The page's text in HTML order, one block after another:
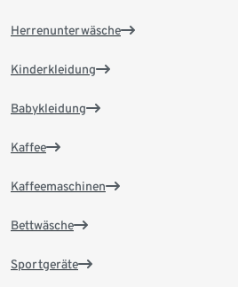
Herrenunterwäsche
Kinderkleidung
Babykleidung
Kaffee
Kaffeemaschinen
Bettwäsche
Sportgeräte